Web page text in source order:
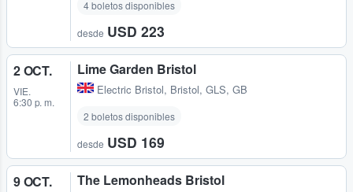
4 boletos disponibles
desde USD 223
2 OCT.
VIE.
6:30 p. m.
Lime Garden Bristol
Electric Bristol, Bristol, GLS, GB
2 boletos disponibles
desde USD 169
9 OCT. The Lemonheads Bristol